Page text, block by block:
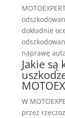
dokładnie
naprawę
Jakie
W
przez